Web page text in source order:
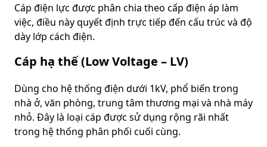
Cáp điện lực được phân chia theo cấp điện áp làm
việc, điều này quyết định trực tiếp đến cấu trúc và độ
dày lớp cách điện.
Cáp hạ thế (Low Voltage – LV)
Dùng cho hệ thống điện dưới 1kV, phổ biến trong
nhà ở, văn phòng, trung tâm thương mại và nhà máy
nhỏ. Đây là loại cáp được sử dụng rộng rãi nhất
trong hệ thống phân phối cuối cùng.